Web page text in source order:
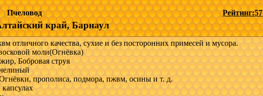
нет или пишите в Max, WhatsApp по указанному номеру телефона в
моли
Пчеловод
край, Барнаул
Рейтинг:57
отличного качества, сухие и без посторонних примесей и мусора.
моли(Огнёвка)
Бобровая струя
прополиса, подмора, пжвм, осины и т. д.